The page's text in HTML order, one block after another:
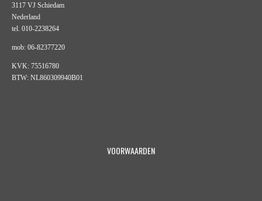
3117 VJ Schiedam
Nederland
tel. 010-2238264
mob: 06-82377220
KVK: 75516780
BTW: NL860309940B01
VOORWAARDEN